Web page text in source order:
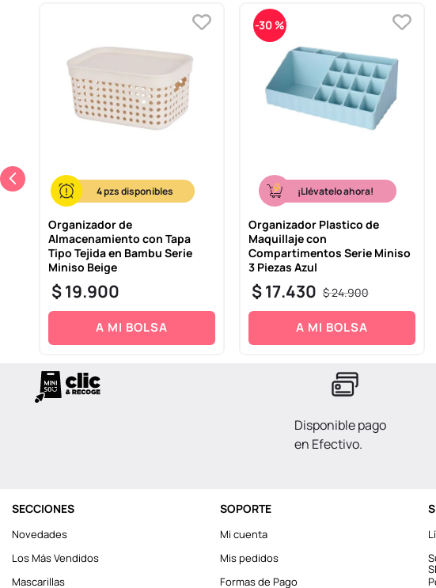
4
Organizador de
Almacenamiento con Tapa
Tipo Tejida en Bambu Serie
Miniso Beige
$19.900
A MI BOLSA
-30 %
¡Llévatelo ahora!
Organizador Plastico de
Maquillaje con
Compartimentos Serie Miniso
3 Piezas Azul
$24.900
$17.430
A MI BOLSA
Disponible pago
en Efectivo.
SECCIONES
Novedades
Los Más Vendidos
Mascarillas
SOPORTE
Mi cuenta
Mis pedidos
Formas de Pago